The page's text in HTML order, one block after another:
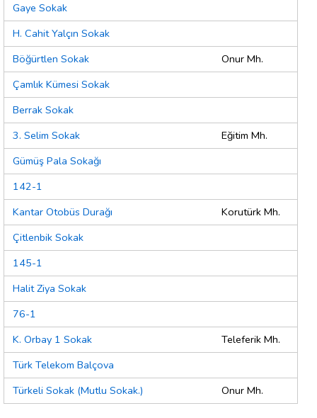
Gaye Sokak
H. Cahit Yalçın Sokak
Böğürtlen Sokak
Onur Mh.
Çamlık Kümesi Sokak
Berrak Sokak
3. Selim Sokak
Eğitim Mh.
Gümüş Pala Sokağı
142-1
Kantar Otobüs Durağı
Korutürk Mh.
Çitlenbik Sokak
145-1
Halit Ziya Sokak
76-1
K. Orbay 1 Sokak
Teleferik Mh.
Türk Telekom Balçova
Türkeli Sokak (Mutlu Sokak.)
Onur Mh.